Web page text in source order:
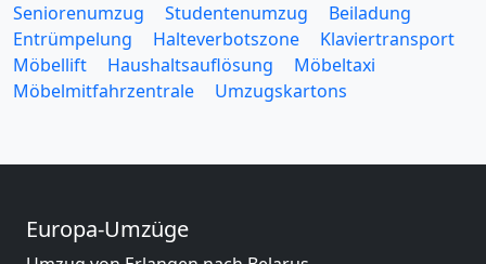
Seniorenumzug
Studentenumzug
Beiladung
Entrümpelung
Halteverbotszone
Klaviertransport
Möbellift
Haushaltsauflösung
Möbeltaxi
Möbelmitfahrzentrale
Umzugskartons
Europa-Umzüge